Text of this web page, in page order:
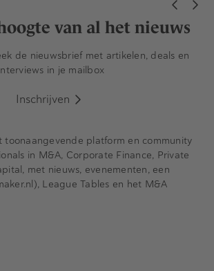
van al het nieuws
de nieuwsbrief met artikelen, deals en
in je mailbox
Inschrijven
toonaangevende platform en community
in M&A, Corporate Finance, Private
met nieuws, evenementen, een
League Tables en het M&A